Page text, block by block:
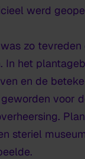
werd
zo
In het
en de
voor
steriel